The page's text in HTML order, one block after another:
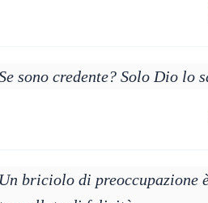
sono credente? Solo Dio lo
briciolo di preoccupazione